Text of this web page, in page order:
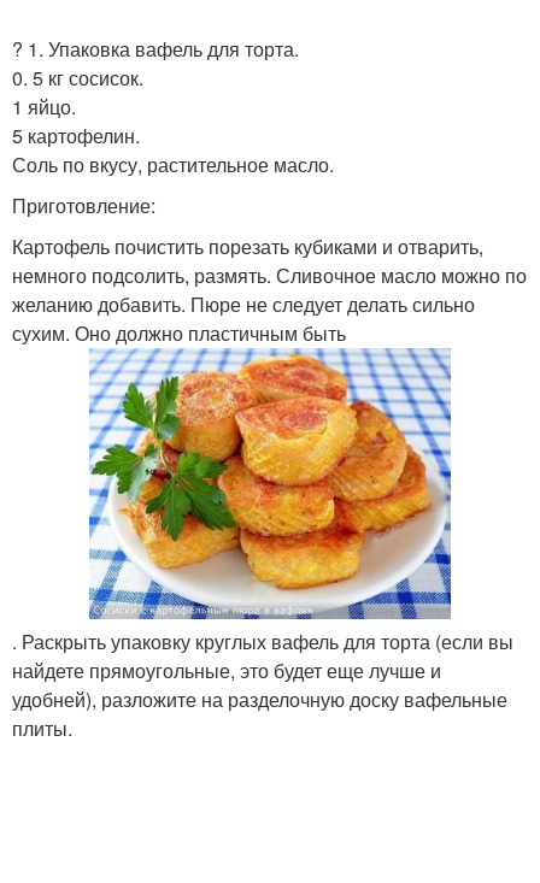
? 1. Упаковка вафель для торта.
0. 5 кг сосисок.
1 яйцо.
5 картофелин.
Соль по вкусу, растительное масло.
Приготовление:
Картофель почистить порезать кубиками и отварить,
немного подсолить, размять. Сливочное масло можно по
желанию добавить. Пюре не следует делать сильно
сухим. Оно должно пластичным быть
. Раскрыть упаковку круглых вафель для торта (если вы
найдете прямоугольные, это будет еще лучше и
удобней), разложите на разделочную доску вафельные
плиты.